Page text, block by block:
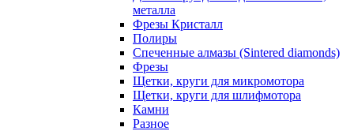
металла
Фрезы Кристалл
Полиры
Спеченные алмазы (Sintered diamonds)
Фрезы
Щетки, круги для микромотора
Щетки, круги для шлифмотора
Камни
Разное